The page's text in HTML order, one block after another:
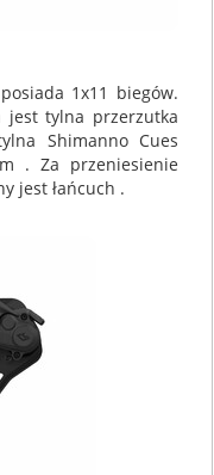
1x11 biegów.
jest tylna przerzutka
Shimanno Cues
. Za przeniesienie
jest łańcuch .